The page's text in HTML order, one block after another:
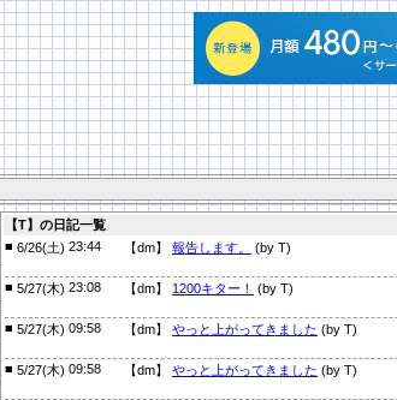
【T】の日記一覧
■ 6/26(土) 23:44 【dm】 報告します。 (by T)
■ 5/27(木) 23:08 【dm】 1200キター！ (by T)
■ 5/27(木) 09:58 【dm】 やっと上がってきました (by T)
■ 5/27(木) 09:58 【dm】 やっと上がってきました (by T)